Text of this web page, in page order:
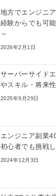
地方でエンジニ
経験からでも可
～
2026年2月1日
サーバーサイド
やスキル・将来
2025年9月29日
エンジニア副業
初心者でも挑戦
2024年12月3日